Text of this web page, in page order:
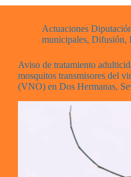
Actuaciones
municipales, Difusión,
Aviso de tratamiento
mosquitos transmisores del
(VNO) en Dos Hermanas,